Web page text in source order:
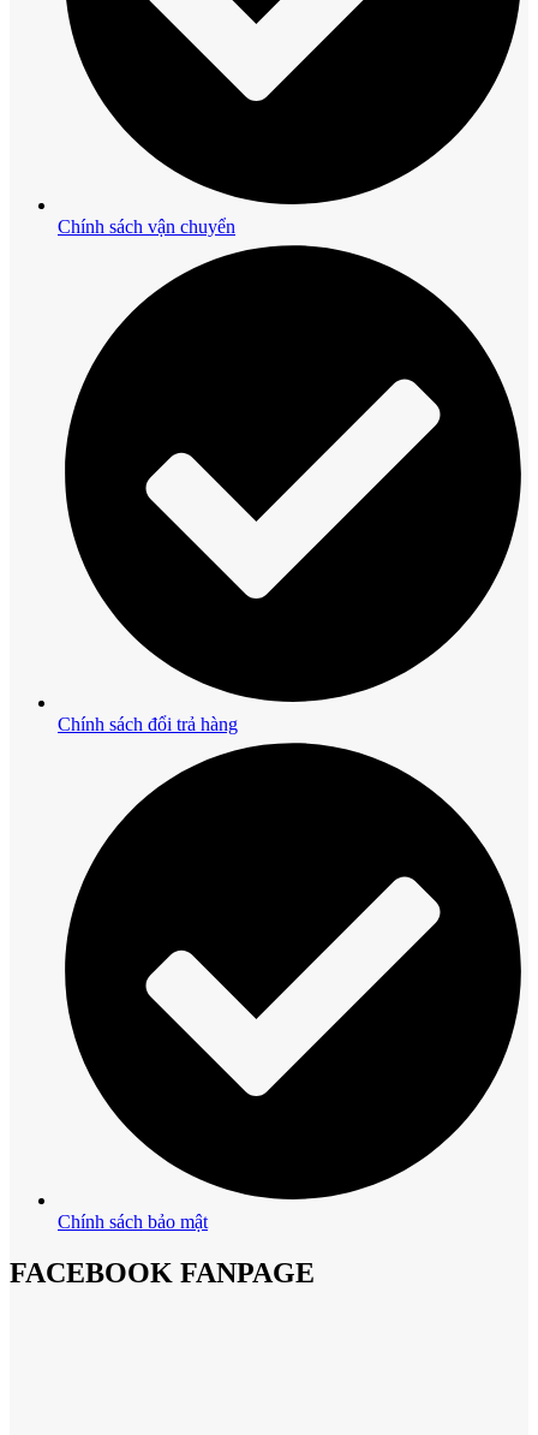
Chính sách vận chuyển
Chính sách đổi trả hàng
Chính sách bảo mật
FACEBOOK FANPAGE